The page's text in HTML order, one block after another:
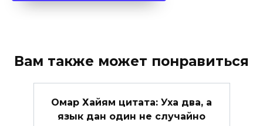
Вам также может понравиться
Омар Хайям цитата: Уха два, а
язык дан один не случайно